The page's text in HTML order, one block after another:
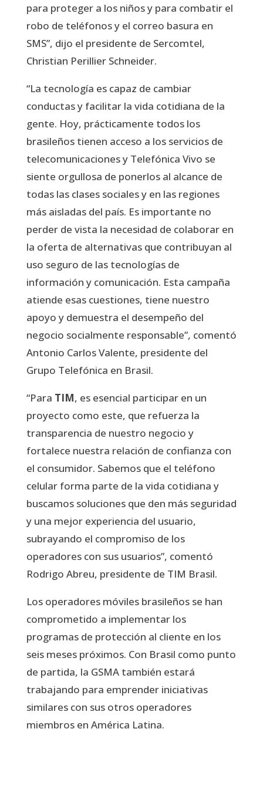
para proteger a los niños y para combatir el
robo de teléfonos y el correo basura en
SMS”, dijo el presidente de Sercomtel,
Christian Perillier Schneider.
“La tecnología es capaz de cambiar
conductas y facilitar la vida cotidiana de la
gente. Hoy, prácticamente todos los
brasileños tienen acceso a los servicios de
telecomunicaciones y Telefónica Vivo se
siente orgullosa de ponerlos al alcance de
todas las clases sociales y en las regiones
más aisladas del país. Es importante no
perder de vista la necesidad de colaborar en
la oferta de alternativas que contribuyan al
uso seguro de las tecnologías de
información y comunicación. Esta campaña
atiende esas cuestiones, tiene nuestro
apoyo y demuestra el desempeño del
negocio socialmente responsable”, comentó
Antonio Carlos Valente, presidente del
Grupo Telefónica en Brasil.
“Para TIM, es esencial participar en un
proyecto como este, que refuerza la
transparencia de nuestro negocio y
fortalece nuestra relación de confianza con
el consumidor. Sabemos que el teléfono
celular forma parte de la vida cotidiana y
buscamos soluciones que den más seguridad
y una mejor experiencia del usuario,
subrayando el compromiso de los
operadores con sus usuarios”, comentó
Rodrigo Abreu, presidente de TIM Brasil.
Los operadores móviles brasileños se han
comprometido a implementar los
programas de protección al cliente en los
seis meses próximos. Con Brasil como punto
de partida, la GSMA también estará
trabajando para emprender iniciativas
similares con sus otros operadores
miembros en América Latina.